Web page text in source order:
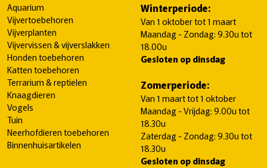
Aquarium
Vijvertoebehoren
Vijverplanten
Vijvervissen & vijverslakken
Honden toebehoren
Katten toebehoren
Terrarium & reptielen
Knaagdieren
Vogels
Tuin
Neerhofdieren toebehoren
Binnenhuisartikelen
Winterperiode:
Van 1 oktober tot 1 maart
Maandag - Zondag: 9.30u tot
18.00u
Gesloten op dinsdag
Zomerperiode:
Van 1 maart tot 1 oktober
Maandag - Vrijdag: 9.00u tot
18.30u
Zaterdag - Zondag: 9.30u tot
18.30u
Gesloten op dinsdag